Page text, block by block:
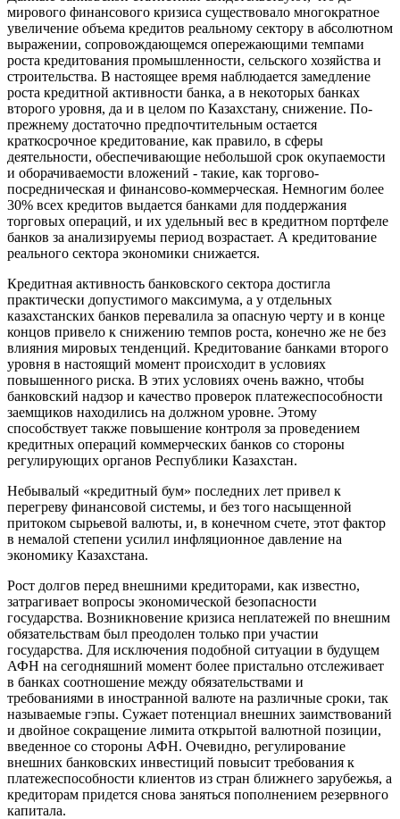
мирового финансового кризиса существовало многократное
увеличение объема кредитов реальному сектору в абсолютном
выражении, сопровождающемся опережающими темпами
роста кредитования промышленности, сельского хозяйства и
строительства. В настоящее время наблюдается замедление
роста кредитной активности банка, а в некоторых банках
второго уровня, да и в целом по Казахстану, снижение. По-
прежнему достаточно предпочтительным остается
краткосрочное кредитование, как правило, в сферы
деятельности, обеспечивающие небольшой срок окупаемости
и оборачиваемости вложений - такие, как торгово-
посредническая и финансово-коммерческая. Немногим более
30% всех кредитов выдается банками для поддержания
торговых операций, и их удельный вес в кредитном портфеле
банков за анализируемы период возрастает. А кредитование
реального сектора экономики снижается.
Кредитная активность банковского сектора достигла
практически допустимого максимума, а у отдельных
казахстанских банков перевалила за опасную черту и в конце
концов привело к снижению темпов роста, конечно же не без
влияния мировых тенденций. Кредитование банками второго
уровня в настоящий момент происходит в условиях
повышенного риска. В этих условиях очень важно, чтобы
банковский надзор и качество проверок платежеспособности
заемщиков находились на должном уровне. Этому
способствует также повышение контроля за проведением
кредитных операций коммерческих банков со стороны
регулирующих органов Республики Казахстан.
Небывалый «кредитный бум» последних лет привел к
перегреву финансовой системы, и без того насыщенной
притоком сырьевой валюты, и, в конечном счете, этот фактор
в немалой степени усилил инфляционное давление на
экономику Казахстана.
Рост долгов перед внешними кредиторами, как известно,
затрагивает вопросы экономической безопасности
государства. Возникновение кризиса неплатежей по внешним
обязательствам был преодолен только при участии
государства. Для исключения подобной ситуации в будущем
АФН на сегодняшний момент более пристально отслеживает
в банках соотношение между обязательствами и
требованиями в иностранной валюте на различные сроки, так
называемые гэпы. Сужает потенциал внешних заимствований
и двойное сокращение лимита открытой валютной позиции,
введенное со стороны АФН. Очевидно, регулирование
внешних банковских инвестиций повысит требования к
платежеспособности клиентов из стран ближнего зарубежья, а
кредиторам придется снова заняться пополнением резервного
капитала.